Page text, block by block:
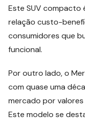
Este SUV compacto
relação custo-
consumidores que
funcional.
Por outro lado, o
com quase uma
mercado por
Este modelo se